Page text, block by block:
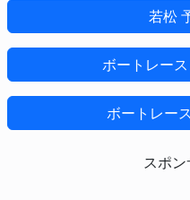
若松
ボートレー
ボートレー
スポ